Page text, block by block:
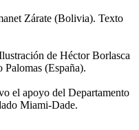
Zárate (Bolivia). Texto
de Héctor Borlasca
(España).
el apoyo del Departamento
Miami-Dade.